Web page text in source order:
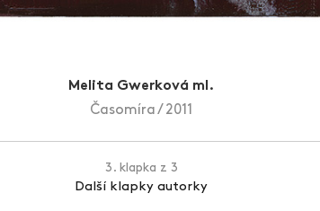
Melita Gwerková ml.
Časomíra / 2011
3. klapka z 3
Další klapky autorky